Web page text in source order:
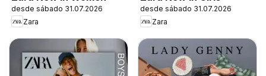
desde sábado 31.07.2026
Zara
desde sábado 31.07.2026
Zara